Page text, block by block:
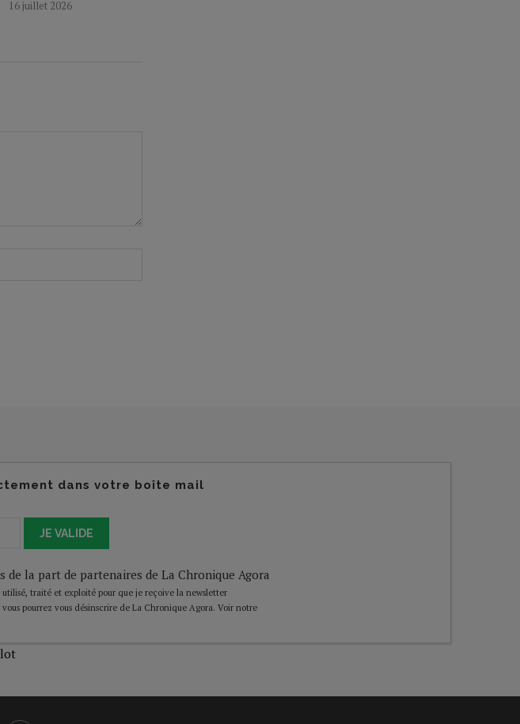
16 juillet 2026
dans votre boîte mail
JE VALIDE
la part de partenaires de La Chronique Agora
traité et exploité pour que je reçoive la newsletter
pourrez vous désinscrire de La Chronique Agora. Voir notre